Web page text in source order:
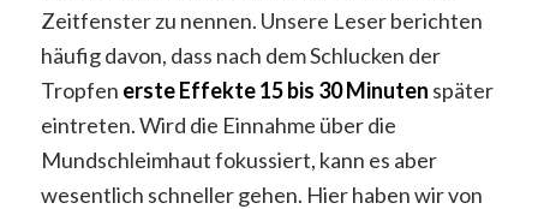
Zeitfenster zu nennen. Unsere Leser berichten
häufig davon, dass nach dem Schlucken der
Tropfen erste Effekte 15 bis 30 Minuten später
eintreten. Wird die Einnahme über die
Mundschleimhaut fokussiert, kann es aber
wesentlich schneller gehen. Hier haben wir von